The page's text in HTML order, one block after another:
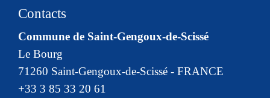
Contacts
Commune de Saint-Gengoux-de-Scissé
Le Bourg
71260 Saint-Gengoux-de-Scissé - FRANCE
+33 3 85 33 20 61